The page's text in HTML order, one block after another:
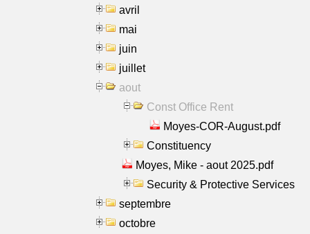
avril
mai
juin
juillet
aout
Const Office Rent
Moyes-COR-August.pdf
Constituency
Moyes, Mike - aout 2025.pdf
Security & Protective Services
septembre
octobre